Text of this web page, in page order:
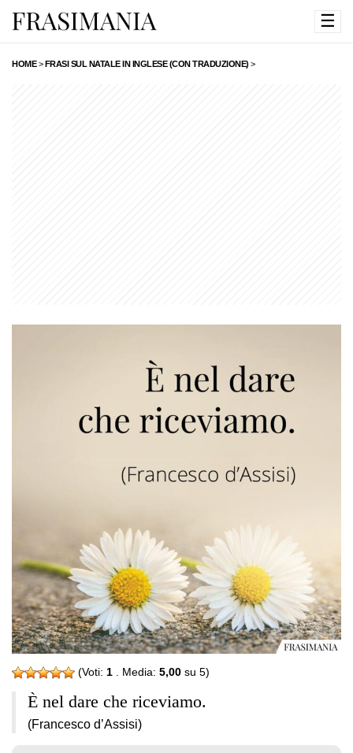
☰
HOME>FRASI SUL NATALE IN INGLESE (CON TRADUZIONE) >
(Voti: 1 . Media: 5,00 su 5)
È nel dare che riceviamo.
(Francesco d’Assisi)